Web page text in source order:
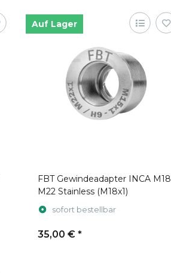
Auf Lager
FBT Gewindeadapter INCA M18
M22 Stainless (M18x1)
sofort bestellbar
35,00 € *